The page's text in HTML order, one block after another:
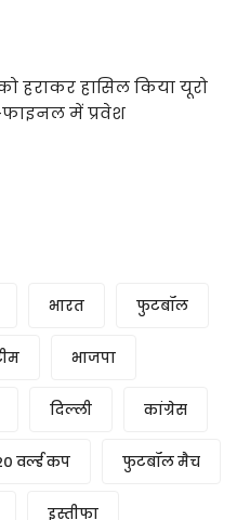
हराकर हासिल किया यूरो
फाइनल में प्रवेश
भारत फुटबॉल
भाजपा
दिल्ली कांग्रेस
वर्ल्ड कप फुटबॉल मैच
इस्तीफा